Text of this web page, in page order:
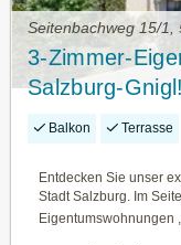
Seitenbachweg 15/1,
3-Zimmer-
Salzburg-Gnigl!
Balkon Terrasse
Entdecken Sie unser
Stadt Salzburg. Im
Eigentumswohnungen